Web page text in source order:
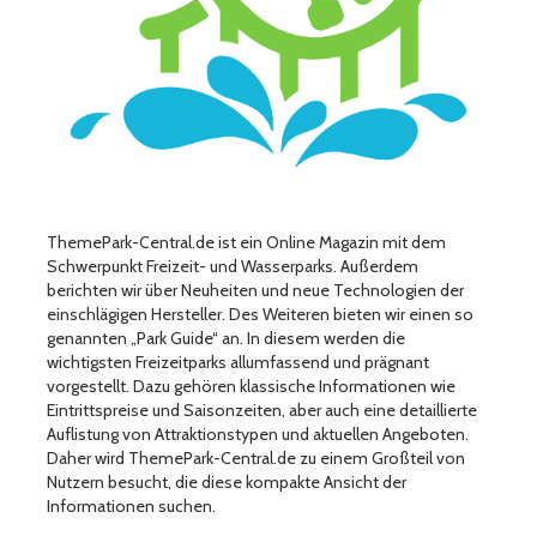
ThemePark-Central.de ist ein Online Magazin mit dem
Schwerpunkt Freizeit- und Wasserparks. Außerdem
berichten wir über Neuheiten und neue Technologien der
einschlägigen Hersteller. Des Weiteren bieten wir einen so
genannten „Park Guide“ an. In diesem werden die
wichtigsten Freizeitparks allumfassend und prägnant
vorgestellt. Dazu gehören klassische Informationen wie
Eintrittspreise und Saisonzeiten, aber auch eine detaillierte
Auflistung von Attraktionstypen und aktuellen Angeboten.
Daher wird ThemePark-Central.de zu einem Großteil von
Nutzern besucht, die diese kompakte Ansicht der
Informationen suchen.